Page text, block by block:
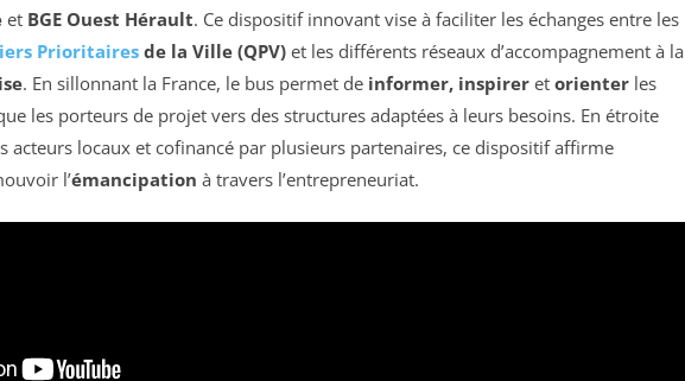
et BGE Ouest Hérault. Ce dispositif innovant vise à faciliter les échanges entre les
Prioritairesde la Ville (QPV) et les différents réseaux d’accompagnement à la
. En sillonnant la France, le bus permet de informer, inspirer et orienter les
les porteurs de projet vers des structures adaptées à leurs besoins. En étroite
acteurs locaux et cofinancé par plusieurs partenaires, ce dispositif affirme
l’émancipation à travers l’entrepreneuriat.